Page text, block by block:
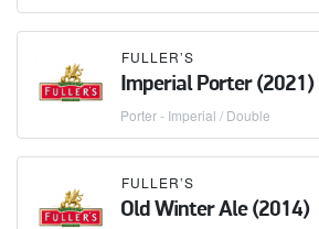
FULLER’S
Imperial Porter (2021)
Porter - Imperial / Double
FULLER’S
Old Winter Ale (2014)